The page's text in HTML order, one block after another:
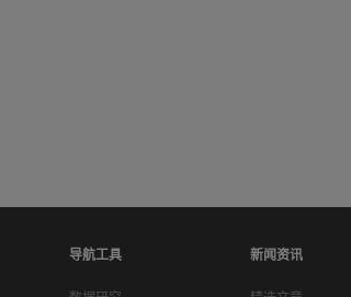
导航工具 新闻资讯